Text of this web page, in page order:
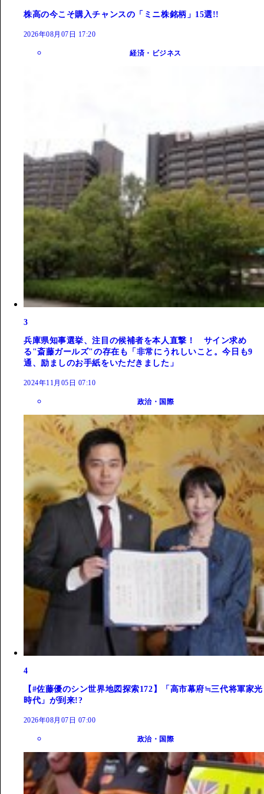
株高の今こそ購入チャンスの「ミニ株銘柄」15選!!
2026年08月07日 17:20
経済・ビジネス
3
兵庫県知事選挙、注目の候補者を本人直撃！ サイン求め
る"斎藤ガールズ"の存在も「非常にうれしいこと。今日も9
通、励ましのお手紙をいただきました」
2024年11月05日 07:10
政治・国際
4
【#佐藤優のシン世界地図探索172】「高市幕府≒三代将軍家光
時代」が到来!?
2026年08月07日 07:00
政治・国際